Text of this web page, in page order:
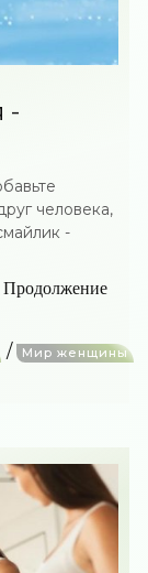
-
человека,
-
Продолжение
/ Мир женщины